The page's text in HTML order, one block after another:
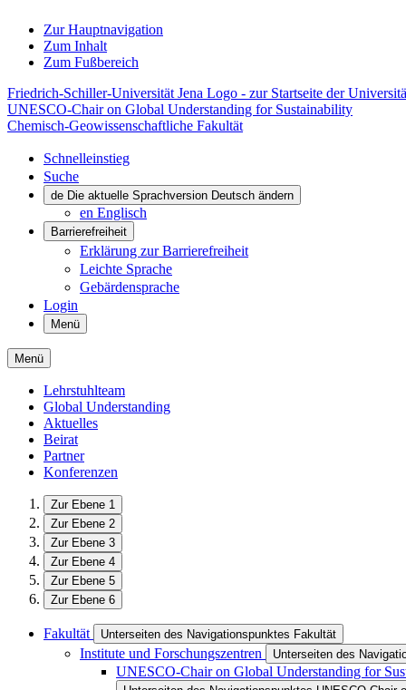
Zur Hauptnavigation
Zum Inhalt
Zum Fußbereich
Friedrich-Schiller-Universität Jena Logo - zur Startseite der
UNESCO-Chair on Global Understanding for Sustainability
Chemisch-Geowissenschaftliche Fakultät
Schnelleinstieg
Suche
de Die aktuelle Sprachversion Deutsch ändern
en Englisch
Barrierefreiheit
Erklärung zur Barrierefreiheit
Leichte Sprache
Gebärdensprache
Login
Menü
Menü
Lehrstuhlteam
Global Understanding
Aktuelles
Beirat
Partner
Konferenzen
Zur Ebene 1
Zur Ebene 2
Zur Ebene 3
Zur Ebene 4
Zur Ebene 5
Zur Ebene 6
Fakultät Unterseiten des Navigationspunktes Fakultät
Institute und Forschungszentren Unterseiten des
UNESCO-Chair on Global Understanding for